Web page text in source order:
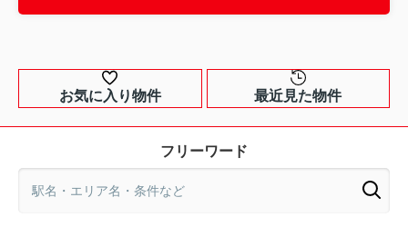
お気に入り物件 最近見た物件
フリーワード